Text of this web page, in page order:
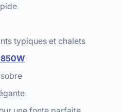
typiques et chalets